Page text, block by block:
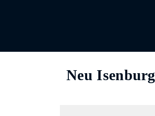
Aussteller werden!Neu Isenburg